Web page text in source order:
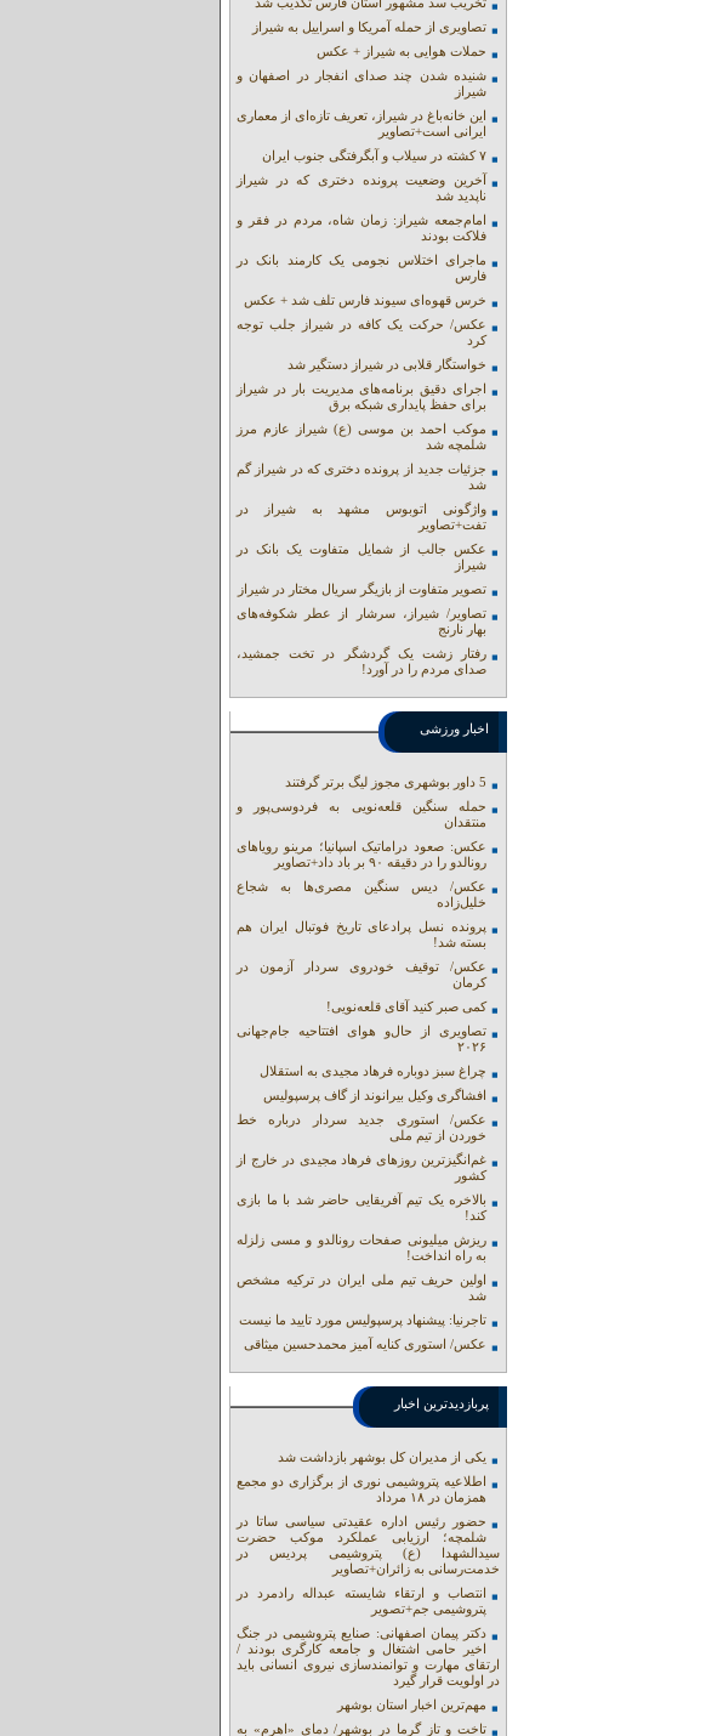
تصاویری از حمله آمریکا و اسراییل به شیراز
حملات هوایی به شیراز + عکس
شنیده شدن چند صدای انفجار در اصفهان و
شیراز
این خانه‌باغ در شیراز، تعریف تازه‌ای از معماری
ایرانی است+تصاویر
۷ کشته در سیلاب و آبگرفتگی جنوب ایران
آخرین وضعیت پرونده دختری که در شیراز
ناپدید شد
امام‌جمعه شیراز: زمان شاه، مردم در فقر و
فلاکت بودند
ماجرای اختلاس نجومی یک کارمند بانک در
فارس
خرس قهوه‌ای سیوند فارس تلف شد + عکس
عکس/ حرکت یک کافه در شیراز جلب توجه
کرد
خواستگار قلابی در شیراز دستگیر شد
اجرای دقیق برنامه‌های مدیریت بار در شیراز
برای حفظ پایداری شبکه برق
موکب احمد بن موسی (ع) شیراز عازم مرز
شلمچه شد
جزئیات جدید از پرونده دختری که در شیراز گم
شد
واژگونی اتوبوس مشهد به شیراز در
تفت+تصاویر
عکس جالب از شمایل متفاوت یک بانک در
شیراز
تصویر متفاوت از بازیگر سریال مختار در شیراز
تصاویر/ شیراز، سرشار از عطر شکوفه‌های
بهار نارنج
رفتار زشت یک گردشگر در تخت جمشید،
صدای مردم را در آورد!
اخبار ورزشی
5 داور بوشهری مجوز لیگ برتر گرفتند
حمله سنگین قلعه‌نویی به فردوسی‌پور و
منتقدان
عکس: صعود دراماتیک اسپانیا؛ مرینو رویاهای
رونالدو را در دقیقه ۹۰ بر باد داد+تصاویر
عکس/ دیس سنگین مصری‌ها به شجاع
خلیل‌زاده
پرونده نسل پرادعای تاریخ فوتبال ایران هم
بسته شد!
عکس/ توقیف خودروی سردار آزمون در
کرمان
کمی صبر کنید آقای قلعه‌نویی!
تصاویری از حال‌و هوای افتتاحیه جام‌جهانی
۲۰۲۶
چراغ سبز دوباره فرهاد مجیدی به استقلال
افشاگری وکیل بیرانوند از گاف‌ پرسپولیس
عکس/ استوری جدید سردار درباره خط
خوردن از تیم ملی
غم‌انگیزترین روزهای فرهاد مجیدی در خارج از
کشور
بالاخره یک تیم آفریقایی حاضر شد با ما بازی
کند!
ریزش میلیونی صفحات رونالدو و مسی زلزله
به راه انداخت!
اولین حریف تیم ملی ایران در ترکیه مشخص
شد
تاجرنیا: پیشنهاد پرسپولیس مورد تایید ما نیست
عکس/ استوری کنایه آمیز محمدحسین میثاقی
پربازدیدترین اخبار
یکی از مدیران کل بوشهر بازداشت شد
اطلاعیه پتروشیمی نوری از برگزاری دو مجمع
همزمان در ۱۸ مرداد
حضور رئیس اداره عقیدتی سیاسی ساتا در
شلمچه؛ ارزیابی عملکرد موکب حضرت
سیدالشهدا (ع) پتروشیمی پردیس در
خدمت‌رسانی به زائران+تصاویر
انتصاب و ارتقاء شایسته عبداله رادمرد در
پتروشیمی جم+تصویر
دکتر پیمان اصفهانی: صنایع پتروشیمی در جنگ
اخیر حامی اشتغال و جامعه کارگری بودند /
ارتقای مهارت و توانمندسازی نیروی انسانی باید
در اولویت قرار گیرد
مهم‌ترین اخبار استان بوشهر
تاخت و تاز گرما در بوشهر/ دمای «اهرم» به